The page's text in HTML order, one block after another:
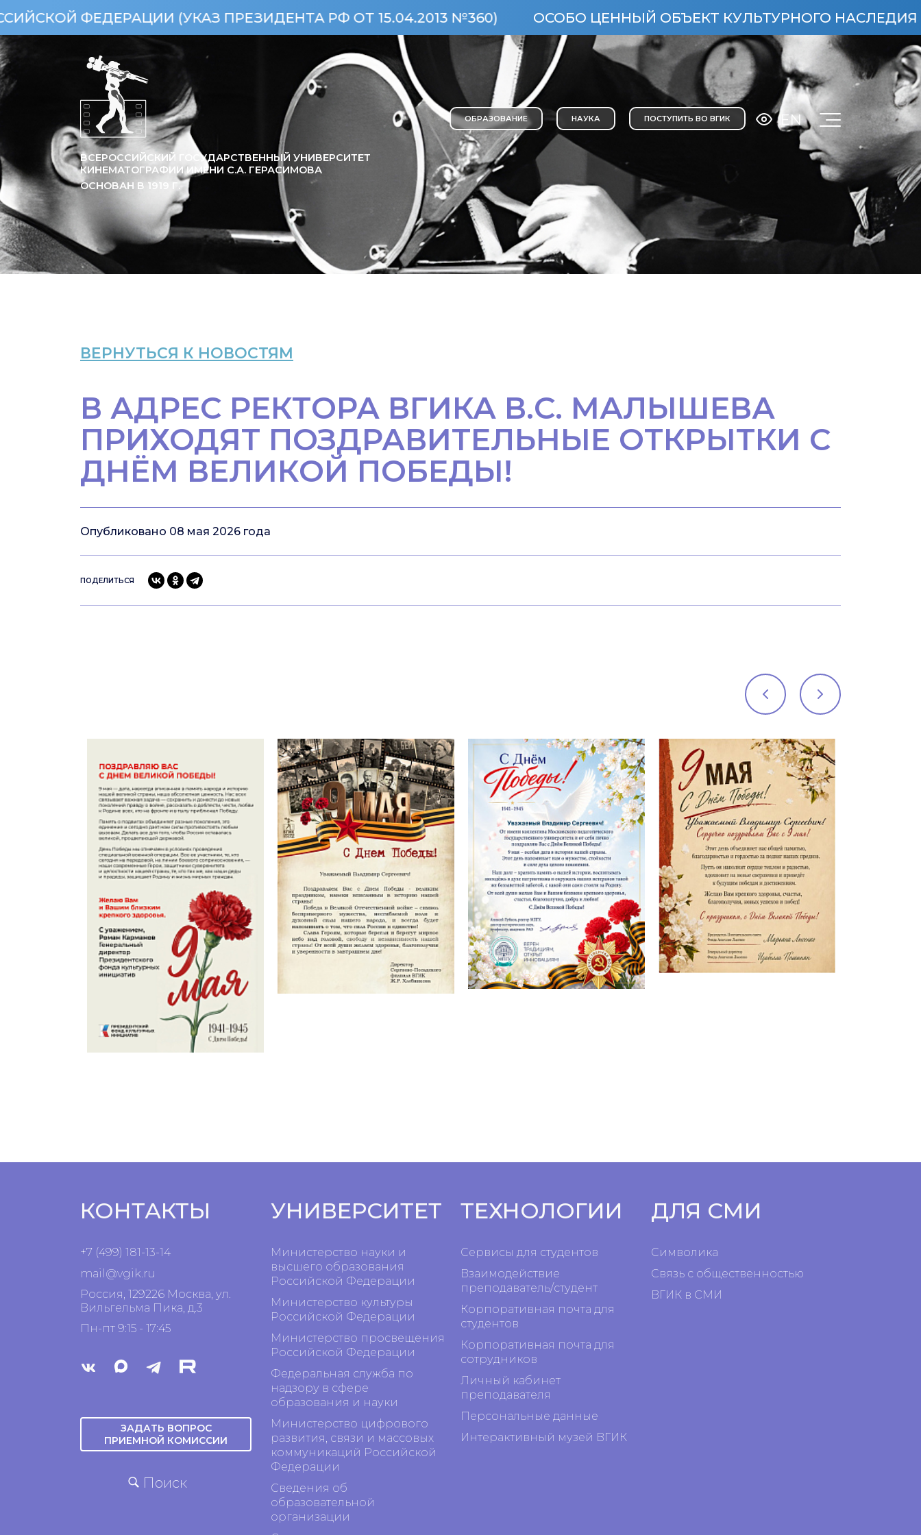
(УКАЗ ПРЕЗИДЕНТА РФ ОТ 15.04.2013 №360) ОСОБО ЦЕННЫЙ ОБЪЕКТ КУЛЬТУРНОГО НАСЛЕДИЯ
ВСЕРОССИЙСКИЙ ГОСУДАРСТВЕННЫЙ УНИВЕРСИТЕТ
КИНЕМАТОГРАФИИ ИМЕНИ С.А. ГЕРАСИМОВА
ОСНОВАН В 1919 Г.
ОБРАЗОВАНИЕ НАУКА ПОСТУПИТЬ ВО ВГИК EN
ВЕРНУТЬСЯ К НОВОСТЯМ
В АДРЕС РЕКТОРА ВГИКА В.С. МАЛЫШЕВА
ПРИХОДЯТ ПОЗДРАВИТЕЛЬНЫЕ ОТКРЫТКИ С
ДНЁМ ВЕЛИКОЙ ПОБЕДЫ!
Опубликовано 08 мая 2026 года
ПОДЕЛИТЬСЯ
КОНТАКТЫ
+7 (499) 181-13-14
mail@vgik.ru
Россия, 129226 Москва, ул.
Вильгельма Пика, д.3
Пн-пт 9:15 - 17:45
ЗАДАТЬ ВОПРОС
ПРИЕМНОЙ КОМИССИИ
Поиск
УНИВЕРСИТЕТ
Министерство науки и
высшего образования
Российской Федерации
Министерство культуры
Российской Федерации
Министерство просвещения
Российской Федерации
Федеральная служба по
надзору в сфере
образования и науки
Министерство цифрового
развития, связи и массовых
коммуникаций Российской
Федерации
Сведения об
образовательной
организации
ТЕХНОЛОГИИ
Сервисы для студентов
Взаимодействие
преподаватель/студент
Корпоративная почта для
студентов
Корпоративная почта для
сотрудников
Личный кабинет
преподавателя
Персональные данные
Интерактивный музей ВГИК
ДЛЯ СМИ
Символика
Связь с общественностью
ВГИК в СМИ